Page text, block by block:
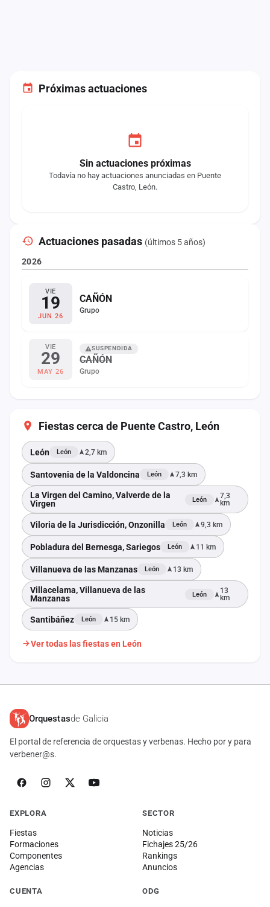
Próximas actuaciones
Sin actuaciones próximas
Todavía no hay actuaciones anunciadas en Puente
Castro, León.
Actuaciones pasadas (últimos 5 años)
2026
VIE
19
JUN 26
CAÑÓN
Grupo
VIE
29
MAY 26
SUSPENDIDA
CAÑÓN
Grupo
Fiestas cerca de Puente Castro, León
León León 2,7 km
Santovenia de la Valdoncina León 7,3 km
La Virgen del Camino, Valverde de la
Virgen
León
7,3
km
Viloria de la Jurisdicción, Onzonilla León 9,3 km
Pobladura del Bernesga, Sariegos León 11 km
Villanueva de las Manzanas León 13 km
Villacelama, Villanueva de las
Manzanas
León
13
km
Santibáñez León 15 km
Ver todas las fiestas en León
Orquestasde Galicia
El portal de referencia de orquestas y verbenas. Hecho por y para
verbener@s.
EXPLORA
Fiestas
Formaciones
Componentes
Agencias
SECTOR
Noticias
Fichajes 25/26
Rankings
Anuncios
CUENTA ODG